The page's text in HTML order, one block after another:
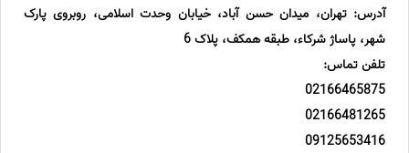
آدرس: تهران، میدان حسن آباد، خیابان وحدت اسلامی، روبروی پارک
شهر، پاساژ شرکاء، طبقه همکف، پلاک 6
تلفن تماس:
02166465875
02166481265
09125653416